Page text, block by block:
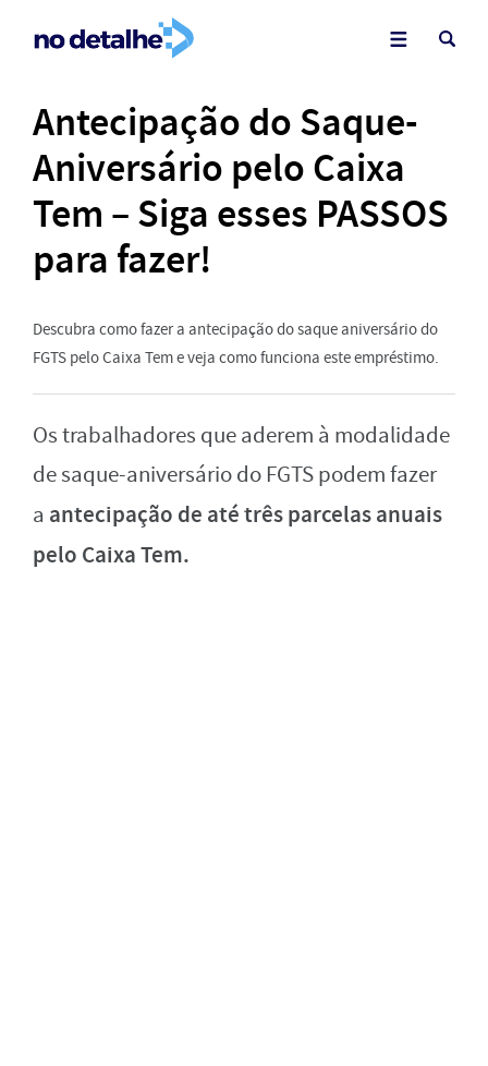
Antecipação do Saque-
Aniversário pelo Caixa
Tem – Siga esses PASSOS
para fazer!
Descubra como fazer a antecipação do saque aniversário do
FGTS pelo Caixa Tem e veja como funciona este empréstimo.
Os trabalhadores que aderem à modalidade
de saque-aniversário do FGTS podem fazer
a antecipação de até três parcelas anuais
pelo Caixa Tem.